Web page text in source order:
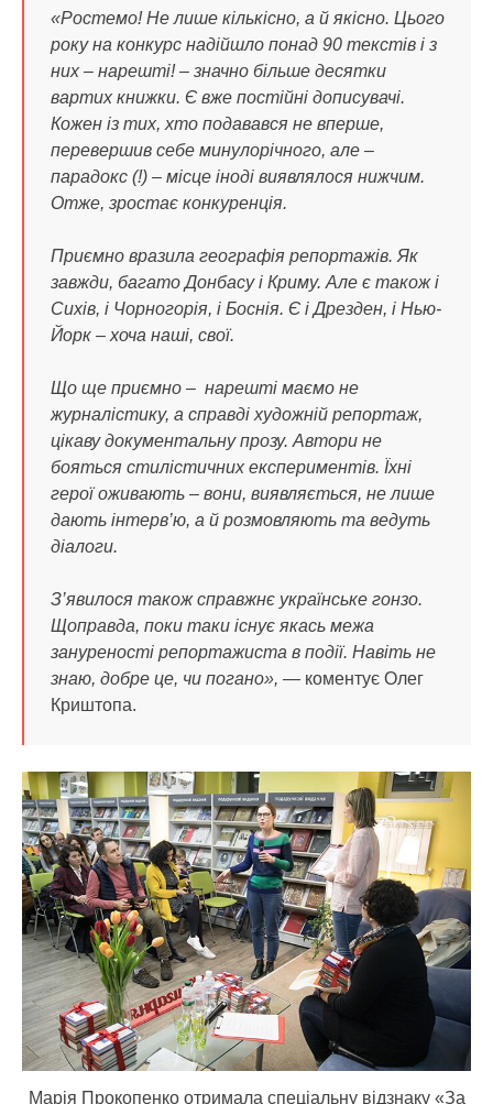
«Ростемо! Не лише кількісно, а й якісно. Цього
року на конкурс надійшло понад 90 текстів і з
них – нарешті! – значно більше десятки
вартих книжки. Є вже постійні дописувачі.
Кожен із тих, хто подавався не вперше,
перевершив себе минулорічного, але –
парадокс (!) – місце іноді виявлялося нижчим.
Отже, зростає конкуренція.
Приємно вразила географія репортажів. Як
завжди, багато Донбасу і Криму. Але є також і
Сихів, і Чорногорія, і Боснія. Є і Дрезден, і Нью-
Йорк – хоча наші, свої.
Що ще приємно – нарешті маємо не
журналістику, а справді художній репортаж,
цікаву документальну прозу. Автори не
бояться стилістичних експериментів. Їхні
герої оживають – вони, виявляється, не лише
дають інтерв’ю, а й розмовляють та ведуть
діалоги.
З’явилося також справжнє українське гонзо.
Щоправда, поки таки існує якась межа
зануреності репортажиста в події. Навіть не
знаю, добре це, чи погано», — коментує Олег
Криштопа.
Марія Прокопенко отримала спеціальну відзнаку «За